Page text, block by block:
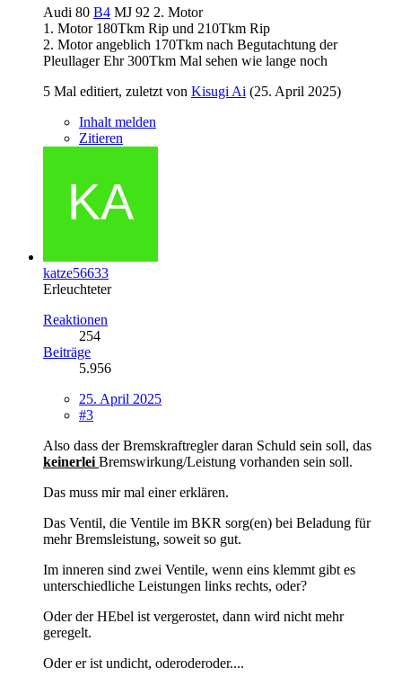
Audi 80 B4 MJ 92 2. Motor
1. Motor 180Tkm Rip und 210Tkm Rip
2. Motor angeblich 170Tkm nach Begutachtung der
Pleullager Ehr 300Tkm Mal sehen wie lange noch
5 Mal editiert, zuletzt von Kisugi Ai (25. April 2025)
Inhalt melden
Zitieren
katze56633
Erleuchteter
Reaktionen
254
Beiträge
5.956
25. April 2025
#3
Also dass der Bremskraftregler daran Schuld sein soll, das
keinerlei Bremswirkung/Leistung vorhanden sein soll.
Das muss mir mal einer erklären.
Das Ventil, die Ventile im BKR sorg(en) bei Beladung für
mehr Bremsleistung, soweit so gut.
Im inneren sind zwei Ventile, wenn eins klemmt gibt es
unterschiedliche Leistungen links rechts, oder?
Oder der HEbel ist vergerostet, dann wird nicht mehr
geregelt.
Oder er ist undicht, oderoderoder....